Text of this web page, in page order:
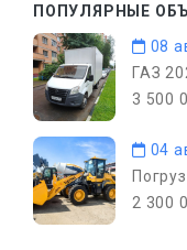
ПОПУЛЯРНЫЕ
08
ГАЗ
3 500
04
2 300